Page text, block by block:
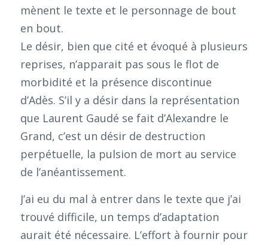
mènent le texte et le personnage de bout
en bout.
Le désir, bien que cité et évoqué à plusieurs
reprises, n’apparait pas sous le flot de
morbidité et la présence discontinue
d’Adès. S’il y a désir dans la représentation
que Laurent Gaudé se fait d’Alexandre le
Grand, c’est un désir de destruction
perpétuelle, la pulsion de mort au service
de l’anéantissement.
J’ai eu du mal à entrer dans le texte que j’ai
trouvé difficile, un temps d’adaptation
aurait été nécessaire. L’effort à fournir pour